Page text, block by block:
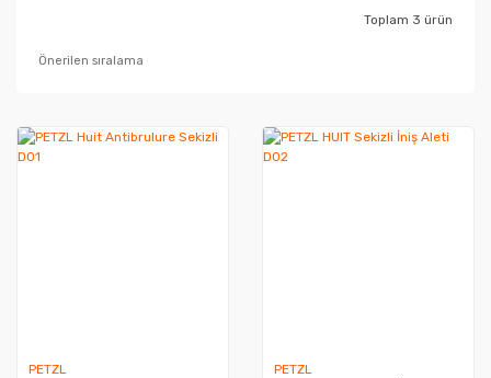
Toplam 3 ürün
PETZL PETZL